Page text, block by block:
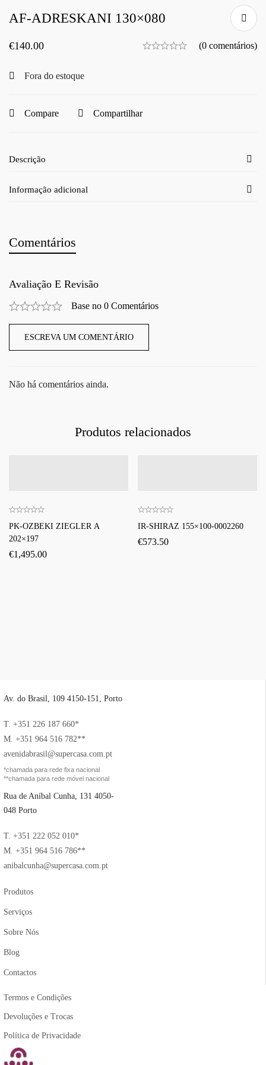
AF-ADRESKANI 130×080
€140.00 (0 comentários)
Fora do estoque
Compare Compartilhar
Descrição
Informação adicional
Comentários
Avaliação E Revisão
Base no 0 Comentários
ESCREVA UM COMENTÁRIO
Não há comentários ainda.
Produtos relacionados
PK-OZBEKI ZIEGLER A
202×197
€1,495.00
IR-SHIRAZ 155×100-0002260
€573.50
Av. do Brasil, 109 4150-151, Porto
T. +351 226 187 660*
M. +351 964 516 782**
avenidabrasil@supercasa.com.pt
*chamada para rede fixa nacional
**chamada para rede móvel nacional
Rua de Aníbal Cunha, 131 4050-
048 Porto
T. +351 222 052 010*
M. +351 964 516 786**
anibalcunha@supercasa.com.pt
Produtos
Serviços
Sobre Nós
Blog
Contactos
Termos e Condições
Devoluções e Trocas
Política de Privacidade